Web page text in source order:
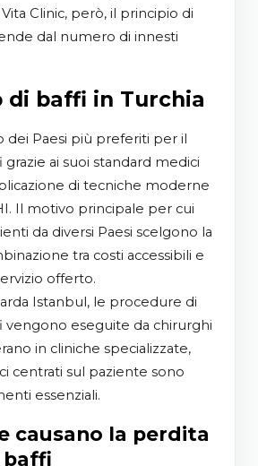
Clinic, però, il principio di
dal numero di innesti
di baffi in Turchia
ai suoi standard medici
di tecniche moderne
Il motivo principale per cui
da diversi Paesi scelgono la
tra costi accessibili e
offerto.
Istanbul, le procedure di
vengono eseguite da chirurghi
in cliniche specializzate,
centrati sul paziente sono
essenziali.
baffi